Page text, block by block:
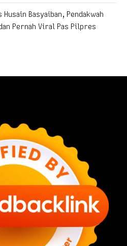
Basyaiban, Pendakwah
Pernah Viral Pas Pilpres